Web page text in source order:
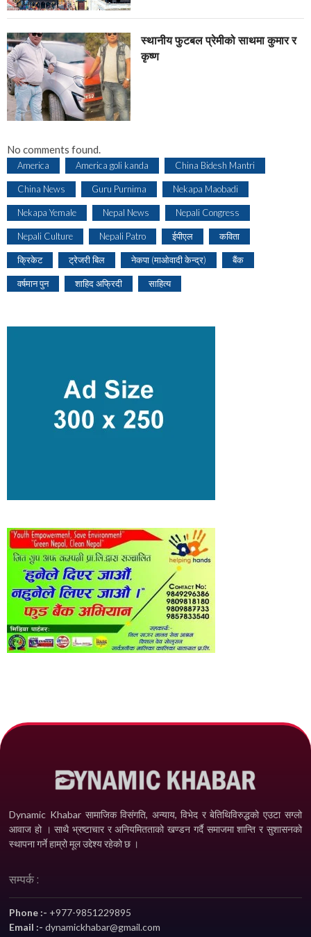
स्थानीय फुटबल प्रेमीको साथमा कुमार र
कृष्ण
No comments found.
America America goli kanda China Bidesh Mantri
China News Guru Purnima Nekapa Maobadi
Nekapa Yemale Nepal News Nepali Congress
Nepali Culture Nepali Patro ईपीएल कविता
क्रिकेट ट्रेजरी बिल नेकपा (माओवादी केन्द्र) बैंक
वर्षमान पुन शाहिद अफ्रिदी साहित्य
Dynamic Khabar सामाजिक विसंगति, अन्याय, विभेद­ र बेतिथिविरुद्धको एउटा सग्लो
आवाज हो । साथै भ्रष्टाचार र अनियमितताको खण्डन गर्दै समाजमा शान्ति र सुशासनको
स्थापना गर्ने हाम्रो मूल उद्देश्य रहेको छ ।
सम्पर्क :
Phone :- +977-9851229895
Email :-dynamickhabar@gmail.com